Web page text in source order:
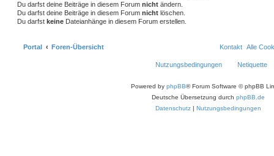
Du darfst deine Beiträge in diesem Forum nicht ändern.
Du darfst deine Beiträge in diesem Forum nicht löschen.
Du darfst keine Dateianhänge in diesem Forum erstellen.
Portal Foren-Übersicht Alle
Kontakt
Netiquette
Nutzungsbedingungen
Powered by phpBB® Forum Software © phpBB
Deutsche Übersetzung durch phpBB.de
Datenschutz | Nutzungsbedingungen